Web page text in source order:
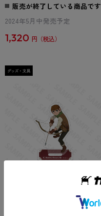
販売が終了している商品です
2024年5月中発売予定
1,320 円
ダンジョン飯 アクリルスタン